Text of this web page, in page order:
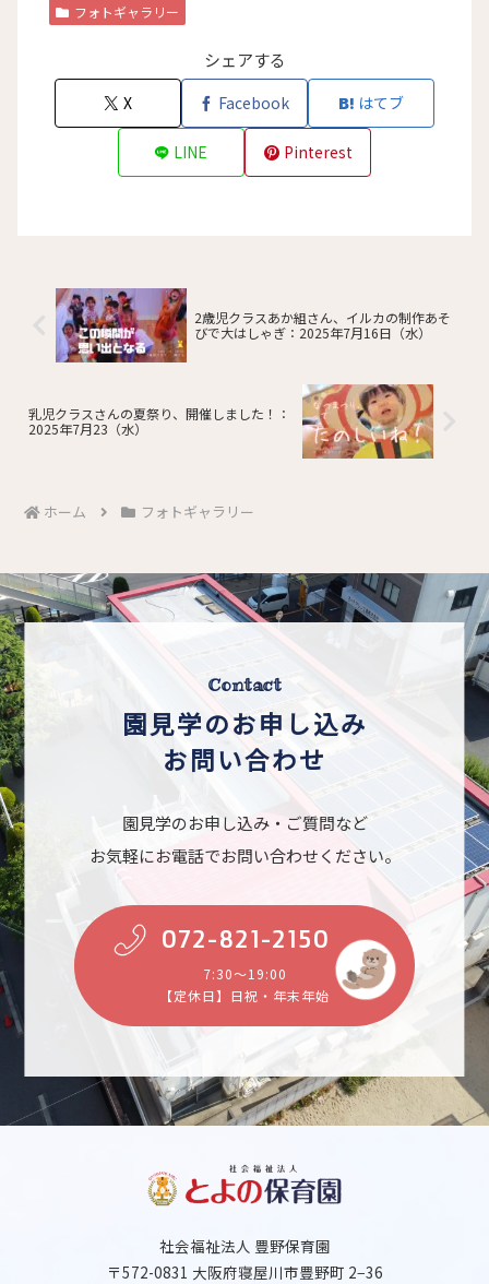
フォトギャラリー
シェアする
X Facebook はてブ
LINE Pinterest
2歳児クラスあか組さん、イルカの制作あそ
びで大はしゃぎ：2025年7月16日（水）
乳児クラスさんの夏祭り、開催しました！：
2025年7月23（水）
ホーム フォトギャラリー
Contact
園見学のお申し込み
お問い合わせ
園見学のお申し込み・ご質問など
お気軽にお電話でお問い合わせください。
072-821-2150
7:30～19:00
【定休日】日祝・年末年始
社会福祉法人 豊野保育園
〒572-0831 大阪府寝屋川市豊野町 2−36